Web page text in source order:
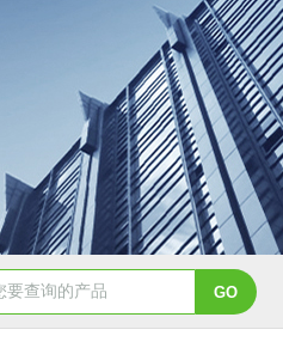
天创美EDX1800电镀镀层厚度检测仪